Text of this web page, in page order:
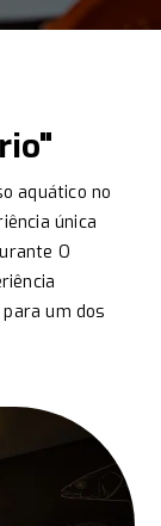
aquático no
única
O
um dos